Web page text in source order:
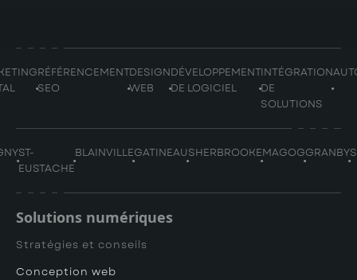
RÉFÉRENCEMENT
SEO
DESIGN
WEB
DÉVELOPPEMENT
DE LOGICIEL
INTÉGRATION
DE
SOLUTIONS
ST-
EUSTACHE
BLAINVILLEGATINEAUSHERBROOKEMAGOGGRANBY
Solutions numériques
Stratégies et conseils
Conception web